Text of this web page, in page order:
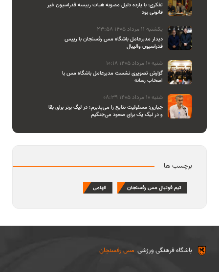
تفکری: با یازده دلیل مصوبه هیات رییسه فدراسیون غیر
قانونی بود
یکشنبه 11 مرداد 1405 23:58
دیدار مدیرعامل باشگاه مس رفسنجان با رییس
فدراسیون والیبال
شنبه 10 مرداد 1405 10:18
گزارش تصویری نشست مدیرعامل باشگاه مس با
اصحاب رسانه
شنبه 10 مرداد 1405 08:39
جباری: مسئولیت نتایج را می‌پذیرم؛ در لیگ برتر برای بقا
و در لیگ یک برای صعود می‌جنگیم
برچسب ها
تیم فوتبال مس رفسنجان الهامی
مس رفسنجان باشگاه فرهنگی ورزشی